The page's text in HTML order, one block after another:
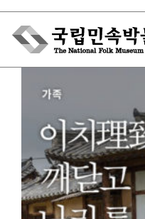
Skip
content
박물관에서는
민속이야기
민속 인사이드